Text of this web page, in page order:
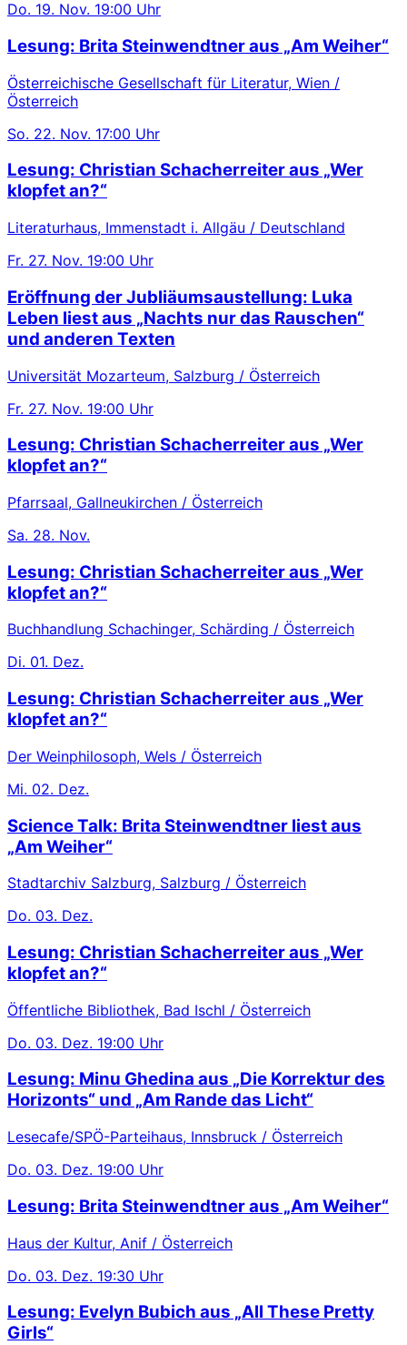
Do. 19. Nov. 19:00 Uhr
Lesung: Brita Steinwendtner aus „Am Weiher“
Österreichische Gesellschaft für Literatur, Wien /
Österreich
So. 22. Nov. 17:00 Uhr
Lesung: Christian Schacherreiter aus „Wer
klopfet an?“
Literaturhaus, Immenstadt i. Allgäu / Deutschland
Fr. 27. Nov. 19:00 Uhr
Eröffnung der Jubliäumsaustellung: Luka
Leben liest aus „Nachts nur das Rauschen“
und anderen Texten
Universität Mozarteum, Salzburg / Österreich
Fr. 27. Nov. 19:00 Uhr
Lesung: Christian Schacherreiter aus „Wer
klopfet an?“
Pfarrsaal, Gallneukirchen / Österreich
Sa. 28. Nov.
Lesung: Christian Schacherreiter aus „Wer
klopfet an?“
Buchhandlung Schachinger, Schärding / Österreich
Di. 01. Dez.
Lesung: Christian Schacherreiter aus „Wer
klopfet an?“
Der Weinphilosoph, Wels / Österreich
Mi. 02. Dez.
Science Talk: Brita Steinwendtner liest aus
„Am Weiher“
Stadtarchiv Salzburg, Salzburg / Österreich
Do. 03. Dez.
Lesung: Christian Schacherreiter aus „Wer
klopfet an?“
Öffentliche Bibliothek, Bad Ischl / Österreich
Do. 03. Dez. 19:00 Uhr
Lesung: Minu Ghedina aus „Die Korrektur des
Horizonts“ und „Am Rande das Licht“
Lesecafe/SPÖ-Parteihaus, Innsbruck / Österreich
Do. 03. Dez. 19:00 Uhr
Lesung: Brita Steinwendtner aus „Am Weiher“
Haus der Kultur, Anif / Österreich
Do. 03. Dez. 19:30 Uhr
Lesung: Evelyn Bubich aus „All These Pretty
Girls“